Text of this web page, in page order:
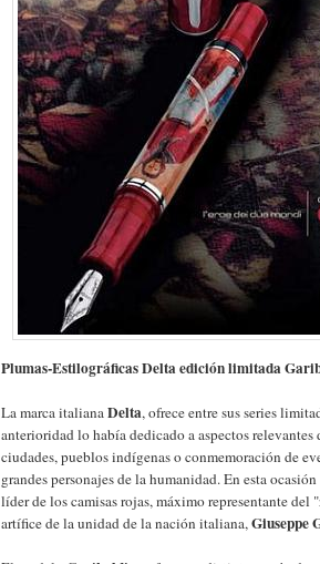
Plumas-Estilográficas Delta edición limitada
La marca italianaDelta, ofrece entre sus series
anterioridad lo había dedicado a aspectos
ciudades, pueblos indígenas o conmemoración de
grandes personajes de la humanidad. En esta
líder de los camisas rojas, máximo representante
artífice de la unidad de la nación italiana,Giuseppe